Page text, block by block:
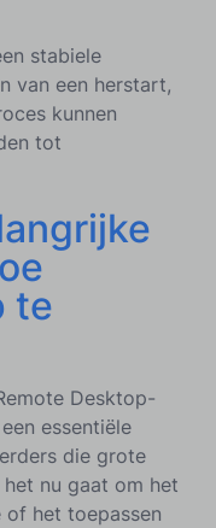
stabiele
van een herstart,
kunnen
tot
te
Desktop-
essentiële
die grote
nu gaat om het
of het toepassen